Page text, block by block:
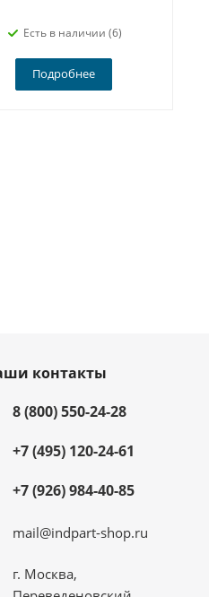
Есть в наличии (6)
Подробнее
контакты
8 (800) 550-24-28
+7 (495) 120-24-61
+7 (926) 984-40-85
mail@indpart-shop.ru
г. Москва,